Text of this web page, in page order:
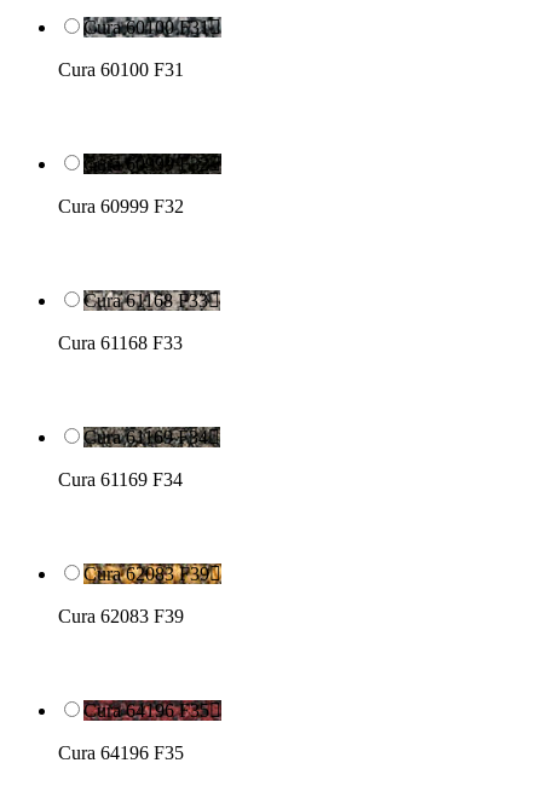
Cura 60100 F31
Cura 60100 F31
Cura 60999 F32
Cura 60999 F32
Cura 61168 F33
Cura 61168 F33
Cura 61169 F34
Cura 61169 F34
Cura 62083 F39
Cura 62083 F39
Cura 64196 F35
Cura 64196 F35